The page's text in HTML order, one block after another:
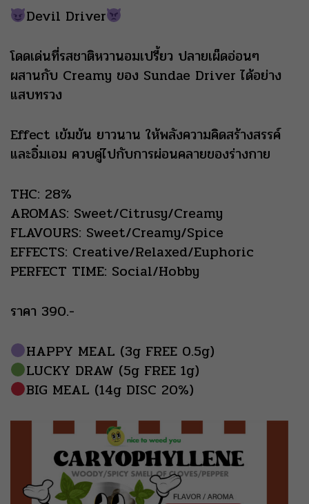
Devil Driver
โดดเด่นที่รสชาติหวานอมเปรี้ยว ปลายเผ็ดอ่อนๆ
ผสานกับ Creamy ของ Sundae Driver ได้อย่าง
แสบทรวง
Effect เข้มข้น ยาวนาน ให้พลังความคิดสร้างสรรค์
และอิ่มเอม ควบคู่ไปกับการผ่อนคลายของร่างกาย
THC: 28%
AROMAS: Sweet/Citrusy/Creamy
FLAVOURS: Sweet/Creamy/Spice
EFFECTS: Creative/Relaxed/Euphoric
PERFECT TIME: Social/Hobby
ราคา 390.-
HAPPY MEAL (3g FREE 0.5g)
LUCKY DRAW (5g FREE 1g)
BIG MEAL (14g DISC 20%)